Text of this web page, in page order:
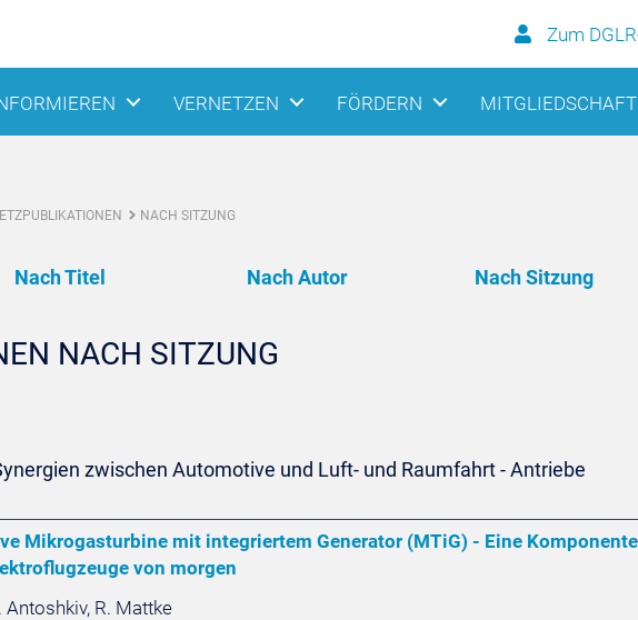
Zum
VERNETZEN FÖRDERN MITGLIEDSCHAFT
NACH SITZUNG
Nach Titel Nach Autor Nach Sitzung
NACH SITZUNG
zwischen Automotive und Luft- und Raumfahrt - Antriebe
Mikrogasturbine mit integriertem Generator (MTiG) - Eine
von morgen
Antoshkiv, R. Mattke